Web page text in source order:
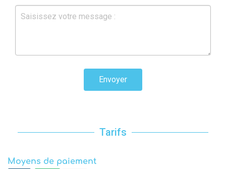
Envoyer
Tarifs
Moyens de paiement